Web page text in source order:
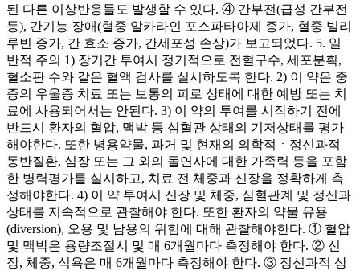
된 다른 이상반응들도 발생할 수 있다. ④ 간부전(급성 간부전
등), 간기능 장애(혈중 알카라인 포스파타아제 증가, 혈중 빌리
루빈 증가, 간 효소 증가, 간세포성 손상)가 보고되었다. 5. 일
반적 주의 1) 장기간 투여시 정기적으로 전혈구수, 세포분획,
혈소판 수와 같은 혈액 검사를 실시하도록 한다. 2) 이 약은 중
증의 우울증 치료 또는 보통의 피로 상태에 대한 예방 또는 치
료에 사용되어서는 안된다. 3) 이 약의 투여를 시작하기 전에
반드시 환자의 혈압, 맥박 등 심혈관 상태의 기저상태를 평가
해야한다. 또한 병용약물, 과거 및 현재의 의학적ㆍ정신과적
동반질환, 심장 또는 그 외의 돌연사에 대한 가족력 등을 포함
한 병력평가를 실시하고, 치료 전 체중과 신장을 정확하게 측
정해야한다. 4) 이 약 투여시 신장 및 체중, 심혈관계 및 정신과
상태를 지속적으로 관찰해야 한다. 또한 환자의 약물 유용
(diversion), 오용 및 남용의 위험에 대해 관찰해야한다. ① 혈압
및 맥박은 용량조절시 및 매 6개월마다 측정해야 한다. ② 신
장, 체중, 식욕은 매 6개월마다 측정해야 한다. ③ 정신과적 상